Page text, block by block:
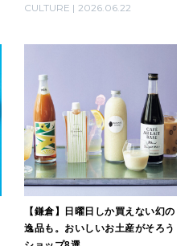
CULTURE 2026.06.22
【鎌倉】日曜日しか買えない幻の
逸品も。おいしいお土産がそろう